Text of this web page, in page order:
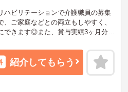
ハビリテーションで介護職員の募集
ご家庭などとの両立もしやすく、
できます◎また、賞与実績3ヶ月分！
軽にお問い合わせください。
紹介してもらう